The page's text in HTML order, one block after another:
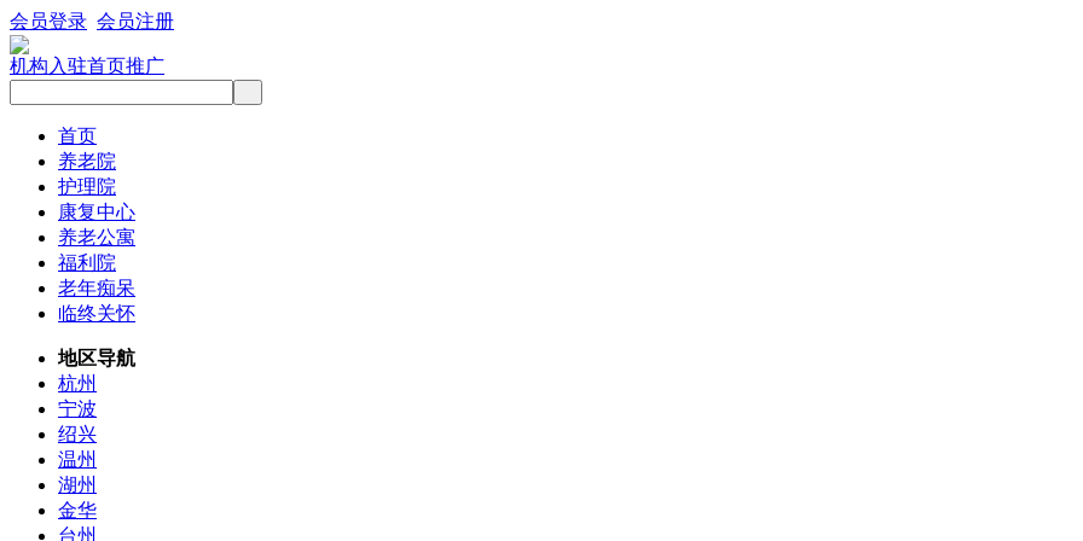
会员登录 会员注册
机构入驻首页推广
首页
养老院
护理院
康复中心
养老公寓
福利院
老年痴呆
临终关怀
地区导航
杭州
宁波
绍兴
温州
湖州
金华
台州